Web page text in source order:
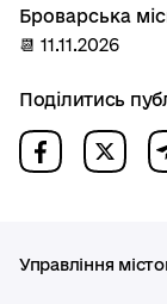
Броварська
📆 11.11.2026
Поділитись
Управління